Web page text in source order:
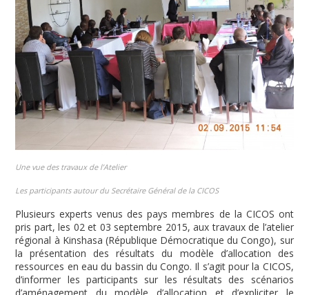
Une vue des travaux de l’Atelier
Les participants autour du Secrétaire Général de la CICOS
Plusieurs experts venus des pays membres de la CICOS ont
pris part, les 02 et 03 septembre 2015, aux travaux de l’atelier
régional à Kinshasa (République Démocratique du Congo), sur
la présentation des résultats du modèle d’allocation des
ressources en eau du bassin du Congo. Il s’agit pour la CICOS,
d’informer les participants sur les résultats des scénarios